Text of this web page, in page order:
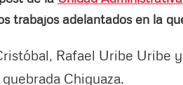
trabajos adelantados en la
Rafael Uribe Uribe
Chiguaza.